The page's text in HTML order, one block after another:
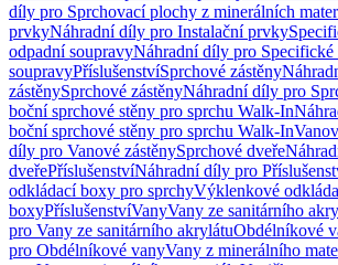
díly pro Sprchovací plochy z minerálních
prvkyNáhradní díly pro Instalační prvky
odpadní soupravyNáhradní díly pro Specifické
soupravyPříslušenstvíSprchové zástěny
zástěnySprchové zástěnyNáhradní díly pro
boční sprchové stěny pro sprchu Walk-In
boční sprchové stěny pro sprchu Walk-In
díly pro Vanové zástěnySprchové dveře
dveřePříslušenstvíNáhradní díly pro
odkládací boxy pro sprchyVýklenkové
boxyPříslušenstvíVanyVany ze sanitárního
pro Vany ze sanitárního akrylátuObdélníkové
pro Obdélníkové vanyVany z minerálního